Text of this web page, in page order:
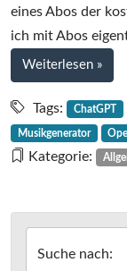
eines Abos der
ich mit Abos
Weiterlesen bei
Suno
–
eine
»
Tags: ChatGPT
Musikgenerator
Kategorie:
Suche nach: